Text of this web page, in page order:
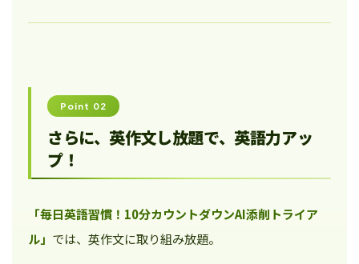
Point 02
さらに、英作文し放題で、英語力アッ
プ！
「毎日英語習慣！10分カウントダウンAI添削トライア
ル」 では、英作文に取り組み放題。